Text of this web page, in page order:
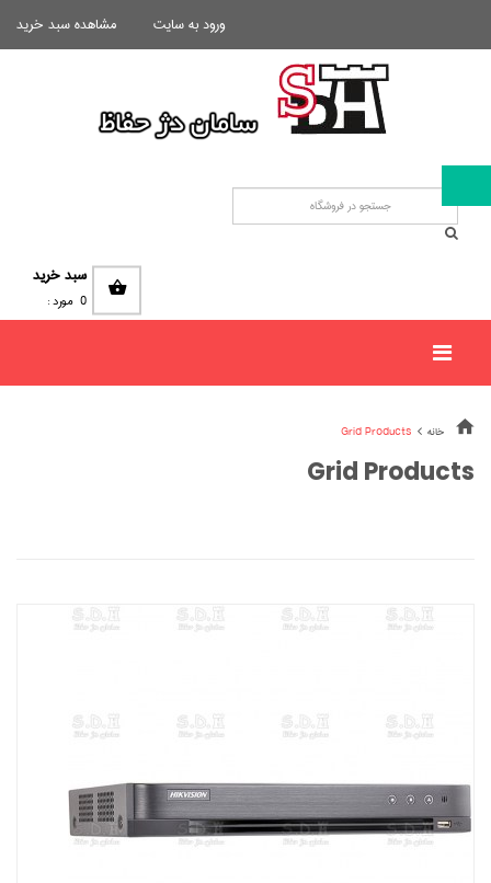
ورود به سایت مشاهده سبد خرید
سبد خرید
0 مورد :
خانه Grid Products
Grid Products